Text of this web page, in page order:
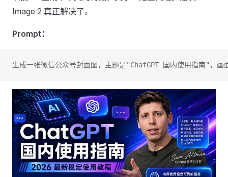
Image 2 真正解决了。
Prompt：
生成一张微信公众号封面图，主题是"ChatGPT 国内使用指南"，